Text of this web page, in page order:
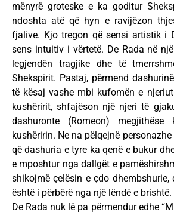
mënyrë groteske e ka goditur
ndoshta atë që hyn e ravijëzon
fjalive. Kjo tregon që sensi artistik i
sens intuitiv i vërtetë. De Rada në
legjendën tragjike dhe të
Shekspirit. Pastaj, përmend
të kësaj vashe mbi kufomën e
kushëririt, shfajëson një njeri të
dashuronte (Romeon)
kushëririn. Ne na pëlqejnë
që dashuria e tyre ka qenë e bukur
e mposhtur nga dallgët e
shikojmë çelësin e çdo dhembshurie,
është i përbërë nga një lëndë e brishtë.
De Rada nuk lë pa përmendur edhe